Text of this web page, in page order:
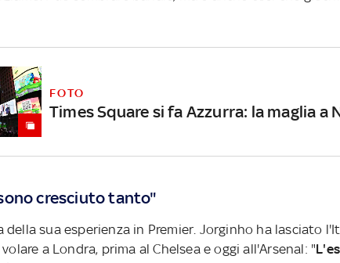
FOTO
Times Square si fa Azzurra: la maglia a
cresciuto tanto"
della sua esperienza in Premier. Jorginho ha lasciato
a Londra, prima al Chelsea e oggi all'Arsenal: "